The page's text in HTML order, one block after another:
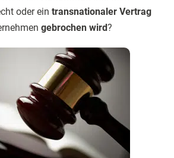
oder ein transnationaler Vertrag
gebrochen wird?